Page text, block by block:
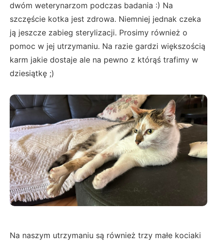
dwóm weterynarzom podczas badania :) Na
szczęście kotka jest zdrowa. Niemniej jednak czeka
ją jeszcze zabieg sterylizacji. Prosimy również o
pomoc w jej utrzymaniu. Na razie gardzi większością
karm jakie dostaje ale na pewno z którąś trafimy w
dziesiątkę ;)
Na naszym utrzymaniu są również trzy małe kociaki